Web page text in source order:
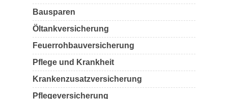
Bausparen
Öltankversicherung
Feuerrohbauversicherung
Pflege und Krankheit
Krankenzusatzversicherung
Pflegeversicherung